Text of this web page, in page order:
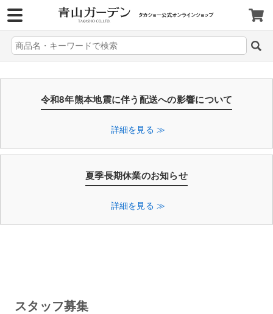
令和8年熊本地震に伴う配送への影響について
詳細を見る ≫
夏季長期休業のお知らせ
詳細を見る ≫
スタッフ募集